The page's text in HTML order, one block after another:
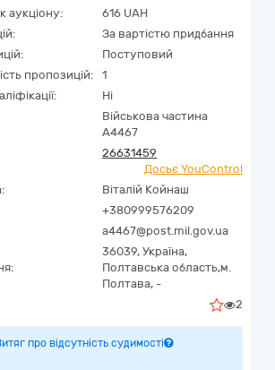
аукціону:
616 UAH
За вартістю придбання
Поступовий
пропозицій:
1
Ні
Військова частина
А4467
26631459
Досьє YouControl
Віталій Койнаш
+380999576209
a4467@post.mil.gov.ua
36039, Україна,
Полтавська область,м.
Полтава, -
2
про відсутність судимості